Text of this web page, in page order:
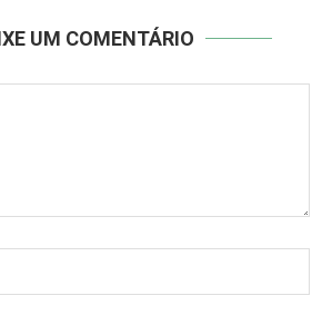
UM COMENTÁRIO